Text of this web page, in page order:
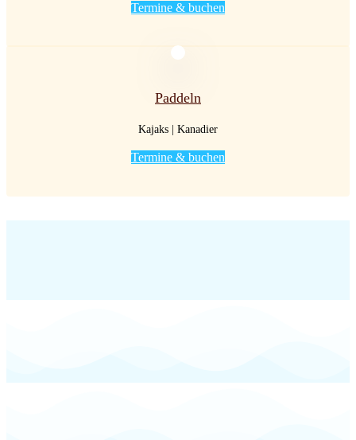
Termine & buchen
Paddeln
Kajaks | Kanadier
Termine & buchen